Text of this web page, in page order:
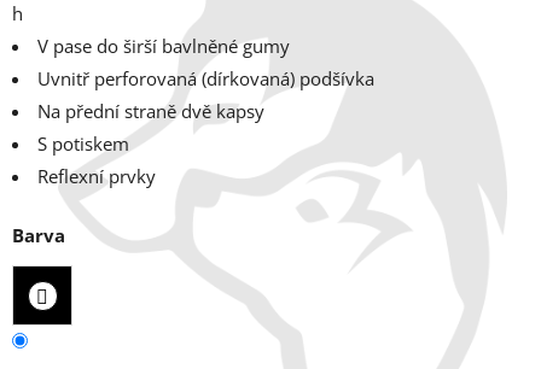
h
V pase do širší bavlněné gumy
Uvnitř perforovaná (dírkovaná) podšívka
Na přední straně dvě kapsy
S potiskem
Reflexní prvky
Barva